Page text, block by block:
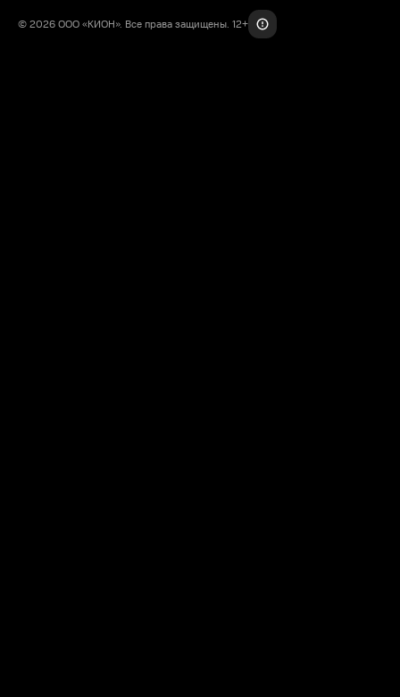
© 2026 ООО «КИОН». Все права защищены. 12+